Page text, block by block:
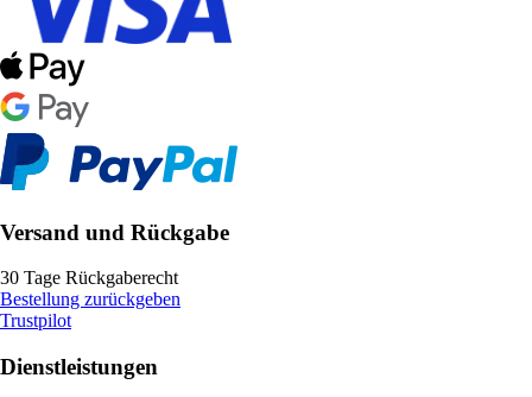
Versand und Rückgabe
30 Tage Rückgaberecht
Bestellung zurückgeben
Trustpilot
Dienstleistungen